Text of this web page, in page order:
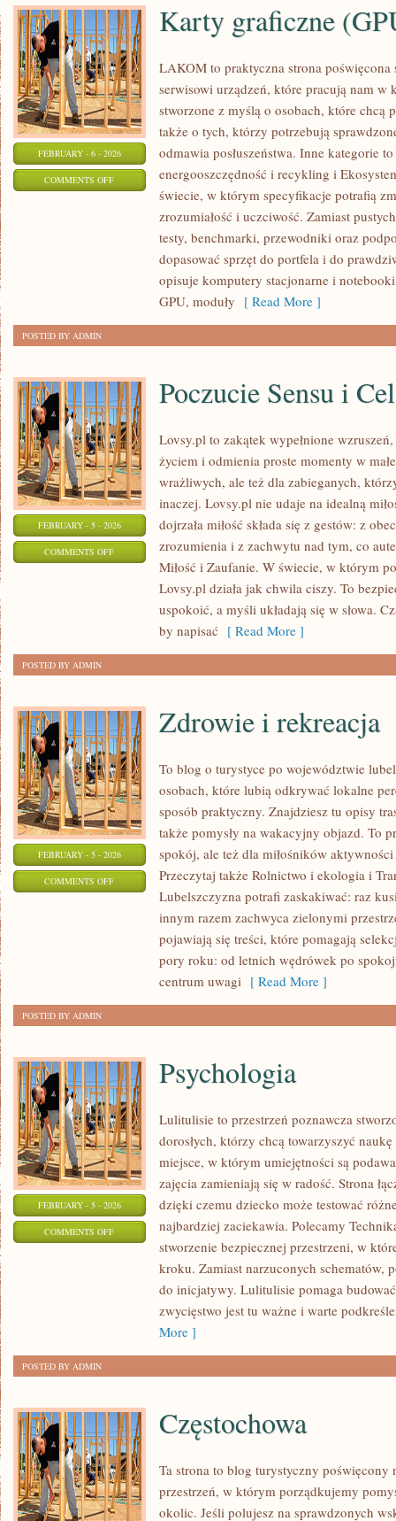
FEBRUARY - 6 - 2026
COMMENTS OFFON
GRAFICZNE
Karty graficzne
LAKOM to praktyczna strona
serwisowi urządzeń, które pracują nam w
stworzone z myślą o osobach, które chcą
także o tych, którzy potrzebują
odmawia posłuszeństwa. Inne kategorie
energooszczędność i recykling i
świecie, w którym specyfikacje potrafią
zrozumiałość i uczciwość. Zamiast
testy, benchmarki, przewodniki oraz
dopasować sprzęt do portfela i do
opisuje komputery stacjonarne i
GPU, moduły [ Read More ]
POSTED BY ADMIN
FEBRUARY - 5 - 2026
COMMENTS OFFON
Poczucie Sensu i
Lovsy.pl to zakątek wypełnione
życiem i odmienia proste momenty w
wrażliwych, ale też dla zabieganych,
inaczej. Lovsy.pl nie udaje na idealną
dojrzała miłość składa się z gestów: z
zrozumienia i z zachwytu nad tym, co
Miłość i Zaufanie. W świecie, w którym
Lovsy.pl działa jak chwila ciszy. To
uspokoić, a myśli układają się w słowa.
by napisać [ Read More ]
POSTED BY ADMIN
FEBRUARY - 5 - 2026
COMMENTS OFFON
REKREACJA
Zdrowie i rekreacja
To blog o turystyce po województwie
osobach, które lubią odkrywać lokalne
sposób praktyczny. Znajdziesz tu opisy
także pomysły na wakacyjny objazd. To
spokój, ale też dla miłośników
Przeczytaj także Rolnictwo i ekologia i
Lubelszczyzna potrafi zaskakiwać: raz
innym razem zachwyca zielonymi
pojawiają się treści, które pomagają
pory roku: od letnich wędrówek po
centrum uwagi [ Read More ]
POSTED BY ADMIN
FEBRUARY - 5 - 2026
COMMENTS OFFON
PSYCHOLOGIA
Psychologia
Lulitulisie to przestrzeń poznawcza
dorosłych, którzy chcą towarzyszyć
miejsce, w którym umiejętności są
zajęcia zamieniają się w radość. Strona
dzięki czemu dziecko może testować
najbardziej zaciekawia. Polecamy
stworzenie bezpiecznej przestrzeni, w
kroku. Zamiast narzuconych schematów,
do inicjatywy. Lulitulisie pomaga
zwycięstwo jest tu ważne i warte
More ]
POSTED BY ADMIN
Częstochowa
Ta strona to blog turystyczny poświęcony
przestrzeń, w którym porządkujemy
okolic. Jeśli polujesz na sprawdzonych